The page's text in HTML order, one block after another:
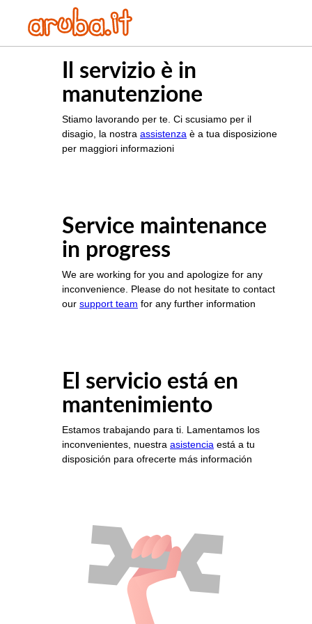
Il servizio è in
manutenzione
Stiamo lavorando per te. Ci scusiamo per il
disagio, la nostra assistenza è a tua disposizione
per maggiori informazioni
Service maintenance
in progress
We are working for you and apologize for any
inconvenience. Please do not hesitate to contact
our support team for any further information
El servicio está en
mantenimiento
Estamos trabajando para ti. Lamentamos los
inconvenientes, nuestra asistencia está a tu
disposición para ofrecerte más información